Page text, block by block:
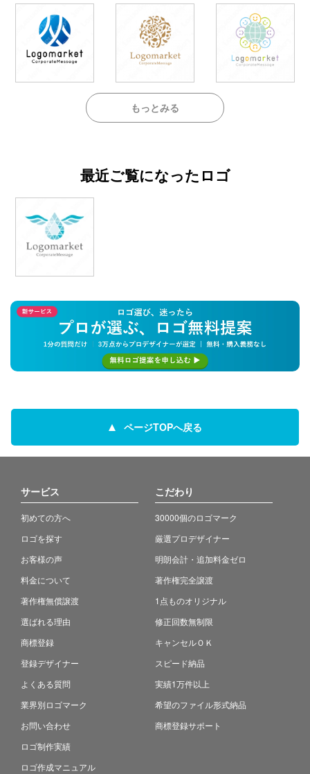
もっとみる
最近ご覧になったロゴ
ページTOPへ戻る
サービス
初めての方へ
ロゴを探す
お客様の声
料金について
著作権無償譲渡
選ばれる理由
商標登録
登録デザイナー
よくある質問
業界別ロゴマーク
お問い合わせ
ロゴ制作実績
ロゴ作成マニュアル
こだわり
30000個のロゴマーク
厳選プロデザイナー
明朗会計・追加料金ゼロ
著作権完全譲渡
1点ものオリジナル
修正回数無制限
キャンセルＯＫ
スピード納品
実績1万件以上
希望のファイル形式納品
商標登録サポート